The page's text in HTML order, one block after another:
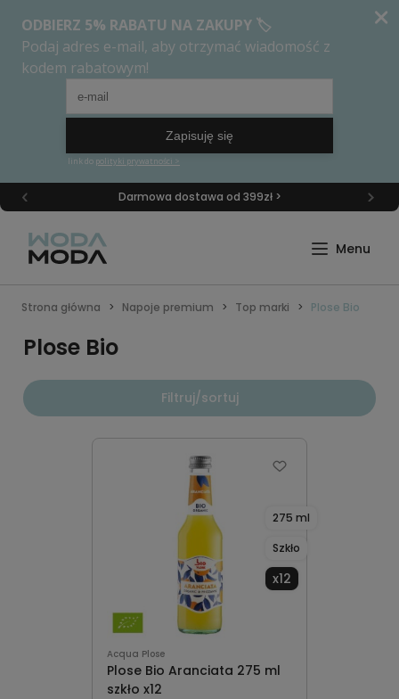
Darmowa dostawa od 399zł >
Strona główna Napoje premium Top marki Plose Bio
Plose Bio
Filtruj/sortuj
Acqua Plose
Plose Bio Aranciata 275 ml
szkło x12
275 ml
Szkło
x12